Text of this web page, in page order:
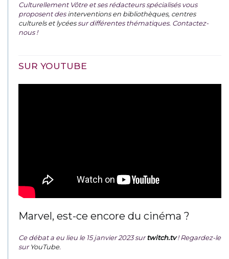
Culturellement Vôtre et ses rédacteurs spécialisés vous
proposent desinterventions en bibliothèques, centres
culturels et lycéessur différentes thématiques. Contactez-
nous !
SUR YOUTUBE
Marvel, est-ce encore du cinéma ?
Ce débat a eu lieu le 15 janvier 2023 surtwitch.tv ! Regardez-le
surYouTube.